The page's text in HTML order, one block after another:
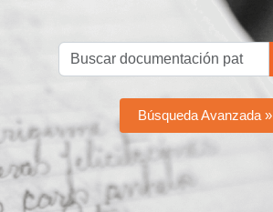
Búsqueda Avanzada »